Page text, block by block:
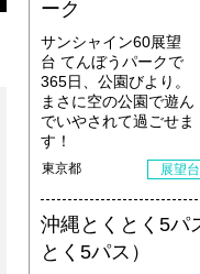
ーク
サンシャイン60展望
台 てんぼうパークで
365日、公園びより。
まさに空の公園で遊ん
でいやされて過ごせま
す！
東京都 展望
沖縄とくとく5パ
とく5パス）